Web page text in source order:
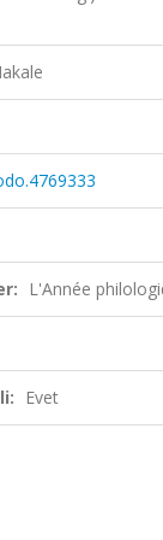
L'Année
Evet